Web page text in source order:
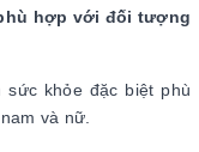
hợp với đối tượng
khỏe đặc biệt phù
và nữ.